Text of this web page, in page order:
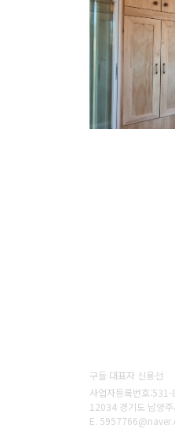
구들 대표자 신용선
사업자등록번호
12034 경기도 남양
E.